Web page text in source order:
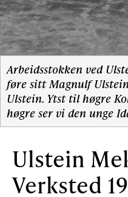
Støtteannonsørar
OM ULSTEIN
Kontakt oss
Om oss
Levd liv
Podkast
Arbeidsstokken ved
føre sitt Magnulf
Ulstein. Ytst til høgre
høgre ser vi den unge
Ulstein
Verksted